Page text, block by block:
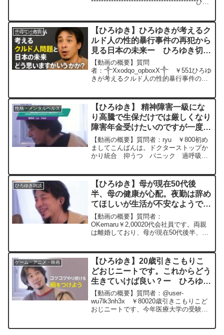
******************************************ひろ
去にこん...
子育て・教育
【ひろゆき】ひろゆきが考えるク
ルド人の性的暴行事件の再犯から
見る日本の未来ー ひろゆき切り
抜き 20250831
【動画の概要】質問
者：༒Xxodqo_opboxX༒ ￥551ひろゆ
きが考えるクルド人の性的暴行事件の再
D00 ひろゆきさんの動画で、寄
せられた質問について、...
性格・メンタルヘルス
【ひろゆき】 精神障害一級にな
り高騰で生保だけでは厳しくなり
障害年金受けたいのですが一度断
られたり生保担当からまた申し込
み出来るとどうしたらいいです
か？ー ひろゆき切り抜き
【動画の概要】質問者：ryu ￥800初め
ましてこんばんは。ドクターストップか
かり統合 抑うつ パニック 過呼吸
なり障害年金受けたいのですが一度断ら
れたり生保担...
ひろゆき雑談
【ひろゆき】母が現在50代後
半、母の健康が心配。夜勤は辞め
てほしいが生活が不安なようで
す。どのような備えをしていくの
がよいでしょうか？ー ひろゆき
切り抜き 20230322
【動画の概要】質問者：
OKemaru￥2,00020代会社員です。両親
は離婚しており、母が現在50代後半、パ
てほしいと思っています。しかし、日勤
だけでは収入も少なく、貯...
ゲーム・アニメ・映画
【ひろゆき】20歳引きこもりこ
どおじニートです。これからどう
生きていけば良い？ー ひろゆき
切り抜き 20260130
【動画の概要】質問者：@user-
wu7lk3nh3x ￥80020歳引きこもりこど
おじニートです、今年医療大学の受験を